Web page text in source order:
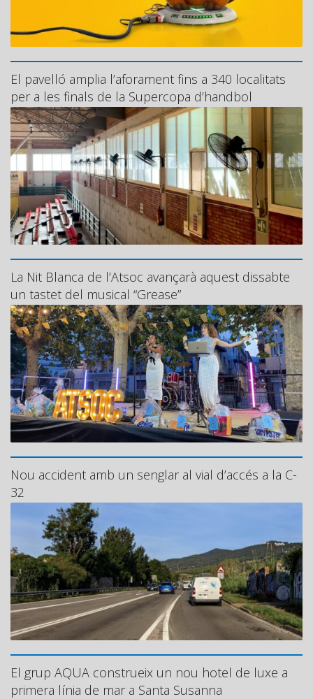
El pavelló amplia l’aforament fins a 340 localitats
per a les finals de la Supercopa d’handbol
La Nit Blanca de l’Atsoc avançarà aquest dissabte
un tastet del musical “Grease”
Nou accident amb un senglar al vial d’accés a la C-
32
El grup AQUA construeix un nou hotel de luxe a
primera línia de mar a Santa Susanna